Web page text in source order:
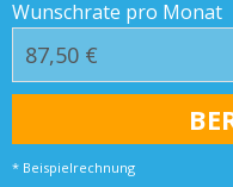
Wunschrate pro Monat
* Beispielrechnung